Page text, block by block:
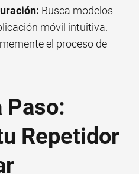
Busca modelos
móvil intuitiva.
el proceso de
Paso:
Repetidor